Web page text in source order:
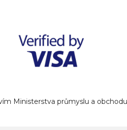
Ministerstva průmyslu a